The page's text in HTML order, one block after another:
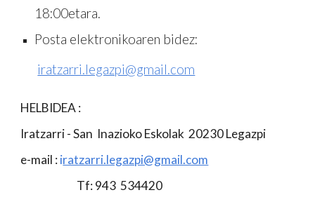
18:00etara.
Posta elektronikoaren bidez:
iratzarri.legazpi@gmail.com
HELBIDEA :
Iratzarri - San Inazioko Eskolak 20230 Legazpi
e-mail :iratzarri.legazpi@gmail.com
Tf: 943 534420